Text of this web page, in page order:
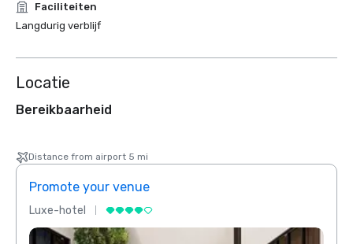
Faciliteiten
Langdurig verblijf
Locatie
Bereikbaarheid
Distance from airport 5 mi
Promote your venue
Luxe-hotel